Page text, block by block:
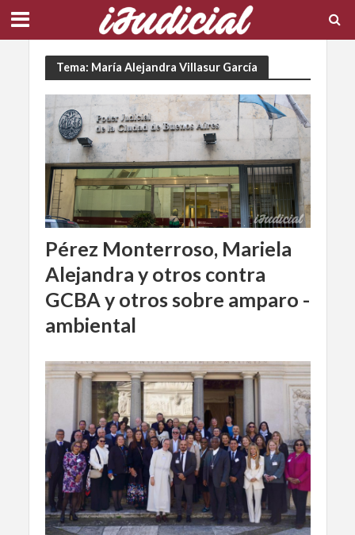
Tema: María Alejandra Villasur García
Pérez Monterroso, Mariela
Alejandra y otros contra
GCBA y otros sobre amparo -
ambiental